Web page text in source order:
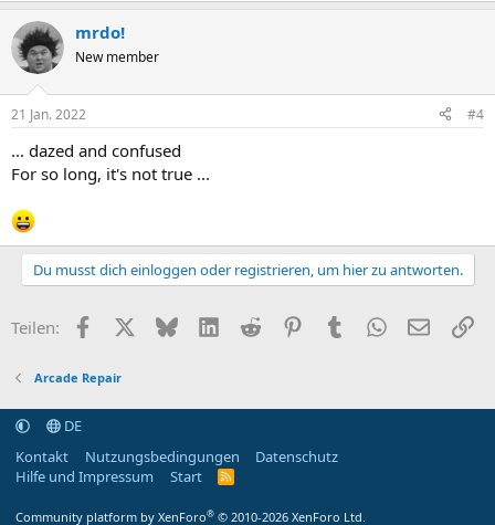
mrdo!
New member
21 Jan. 2022 #4
... dazed and confused
For so long, it's not true ...
Du musst dich einloggen oder registrieren, um hier zu antworten.
Teilen: FacebookX (Twitter)
BlueskyLinkedIn
Reddit PinterestTumblr WhatsApp
E-Mail
Arcade Repair
DE
Kontakt
Nutzungsbedingungen
Datenschutz
Hilfe und Impressum
Start
R
Community platform by XenForo® © 2010-2026 XenForo Ltd.